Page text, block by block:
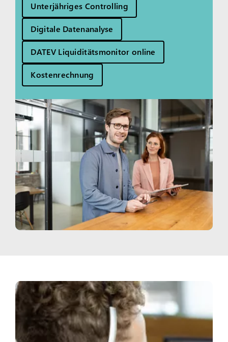
Unterjähriges Controlling
Digitale Datenanalyse
DATEV Liquiditätsmonitor online
Kostenrechnung